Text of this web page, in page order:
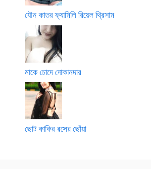
যৌন কাতর ফ্যামিলি রিয়েল থ্রিসাম
মাকে চোদে দোকানদার
ছোট কাকির রসের ছোঁয়া